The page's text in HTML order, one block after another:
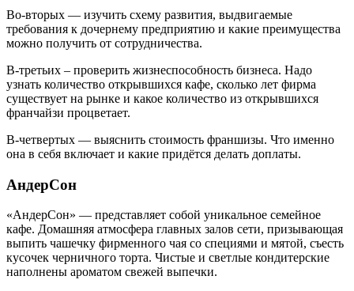
Во-вторых — изучить схему развития, выдвигаемые
требования к дочернему предприятию и какие преимущества
можно получить от сотрудничества.
В-третьих – проверить жизнеспособность бизнеса. Надо
узнать количество открывшихся кафе, сколько лет фирма
существует на рынке и какое количество из открывшихся
франчайзи процветает.
В-четвертых — выяснить стоимость франшизы. Что именно
она в себя включает и какие придётся делать доплаты.
АндерСон
«АндерСон» — представляет собой уникальное семейное
кафе. Домашняя атмосфера главных залов сети, призывающая
выпить чашечку фирменного чая со специями и мятой, съесть
кусочек черничного торта. Чистые и светлые кондитерские
наполнены ароматом свежей выпечки.